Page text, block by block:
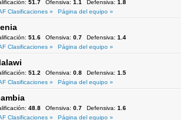
51.7 Ofensiva: 1.1 Defensiva: 1.8
Clasificaciones »
Página del equipo »
51.6 Ofensiva: 0.7 Defensiva: 1.4
Clasificaciones »
Página del equipo »
51.2 Ofensiva: 0.8 Defensiva: 1.5
Clasificaciones »
Página del equipo »
48.8 Ofensiva: 0.7 Defensiva: 1.6
Clasificaciones »
Página del equipo »